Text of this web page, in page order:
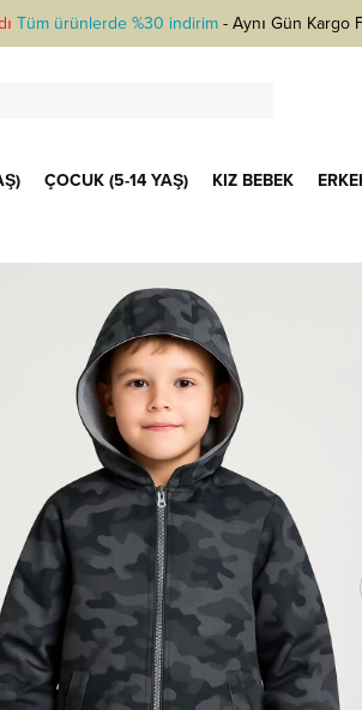
Tüm ürünlerde %30 indirim- Aynı Gün Kargo
ÇOCUK (5-14 YAŞ) KIZ BEBEK